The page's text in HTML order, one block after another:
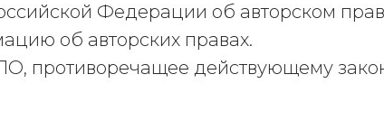
Федерации об авторском
об авторских правах.
противоречащее действующему